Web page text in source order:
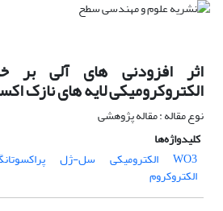
اثر افزودنی های آلی بر
الکتروکرومیکی لایه های نازک
نوع مقاله : مقاله پژوهشی
کلیدواژه‌ها
WO3
الکترومیکی سل-ژل
الکتروکروم